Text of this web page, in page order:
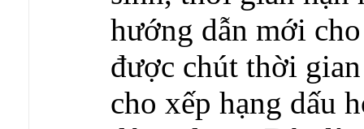
hướng dẫn mới
được chút thời
cho xếp hạng dấu